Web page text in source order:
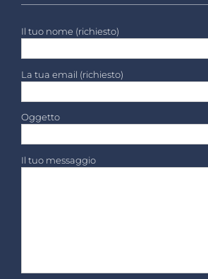
Il tuo nome (richiesto)
La tua email (richiesto)
Oggetto
Il tuo messaggio